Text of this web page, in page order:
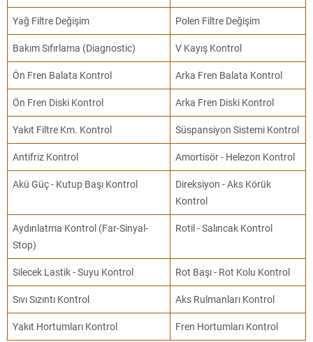
Yağ Filtre Değişim Polen Filtre Değişim
Bakım Sıfırlama (Diagnostic) V Kayış Kontrol
Ön Fren Balata Kontrol Arka Fren Balata Kontrol
Ön Fren Diski Kontrol Arka Fren Diski Kontrol
Yakıt Filtre Km. Kontrol Süspansiyon Sistemi Kontrol
Antifriz Kontrol Amortisör - Helezon Kontrol
Akü Güç - Kutup Başı Kontrol
Direksiyon - Aks Körük
Kontrol
Aydınlatma Kontrol (Far-Sinyal-
Stop)
Rotil - Salıncak Kontrol
Silecek Lastik - Suyu Kontrol Rot Başı - Rot Kolu Kontrol
Sıvı Sızıntı Kontrol Aks Rulmanları Kontrol
Yakıt Hortumları Kontrol Fren Hortumları Kontrol